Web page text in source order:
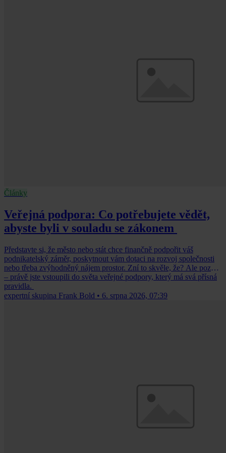
Články
Veřejná podpora: Co potřebujete vědět,
abyste byli v souladu se zákonem
Představte si, že město nebo stát chce finančně podpořit váš
podnikatelský záměr, poskytnout vám dotaci na rozvoj společnosti
nebo třeba zvýhodněný nájem prostor. Zní to skvěle, že? Ale pozor
– právě jste vstoupili do světa veřejné podpory, který má svá přísná
pravidla.
expertní skupina Frank Bold • 6. srpna 2026, 07:39